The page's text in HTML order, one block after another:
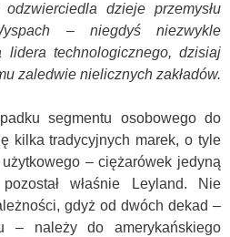
dzieje przemysłu
– niegdyś niezwykle
lidera technologicznego, dzisiaj
zaledwie nielicznych zakładów.
segmentu osobowego do
kilka tradycyjnych marek, o tyle
– ciężarówek jedyną
właśnie Leyland. Nie
gdyż od dwóch dekad –
– należy do amerykańskiego